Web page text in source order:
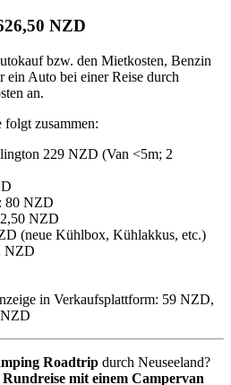
NZD
bzw. den Mietkosten, Benzin
ein Auto bei einer Reise durch
an.
folgt zusammen:
229 NZD (Van <5m; 2
80 NZD
NZD
(neue Kühlbox, Kühlakkus, etc.)
NZD
in Verkaufsplattform: 59 NZD,
Roadtrip durch Neuseeland?
mit einem Campervan